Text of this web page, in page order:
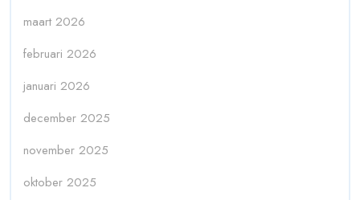
maart 2026
februari 2026
januari 2026
december 2025
november 2025
oktober 2025